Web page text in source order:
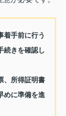
着手前に行う
続きを確認し
、所得証明書
めに準備を進